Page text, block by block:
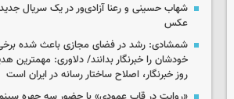
شهاب حسینی و رعنا آزادی‌ور در یک سریال
عکس
شمشادی: رشد در فضای مجازی باعث شده
خودشان را خبرنگار بدانند/ دلاوری: مهمترین
روز خبرنگار، اصلاح ساختار رسانه در ایران است